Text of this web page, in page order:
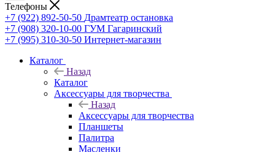
Телефоны
+7 (922) 892-50-50 Драмтеатр остановка
+7 (908) 320-10-00 ГУМ Гагаринский
+7 (995) 310-30-50 Интернет-магазин
Каталог
Назад
Каталог
Аксессуары для творчества
Назад
Аксессуары для творчества
Планшеты
Палитра
Масленки